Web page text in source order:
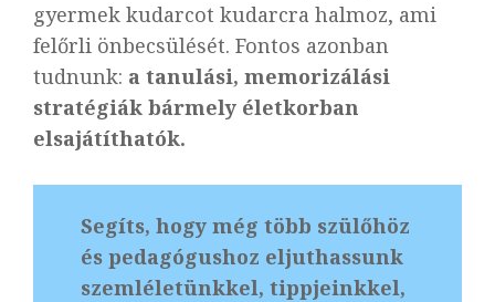
gyermek kudarcot kudarcra halmoz, ami
felőrli önbecsülését. Fontos azonban
tudnunk: a tanulási, memorizálási
stratégiák bármely életkorban
elsajátíthatók.
Segíts, hogy még több szülőhöz
és pedagógushoz eljuthassunk
szemléletünkkel, tippjeinkkel,